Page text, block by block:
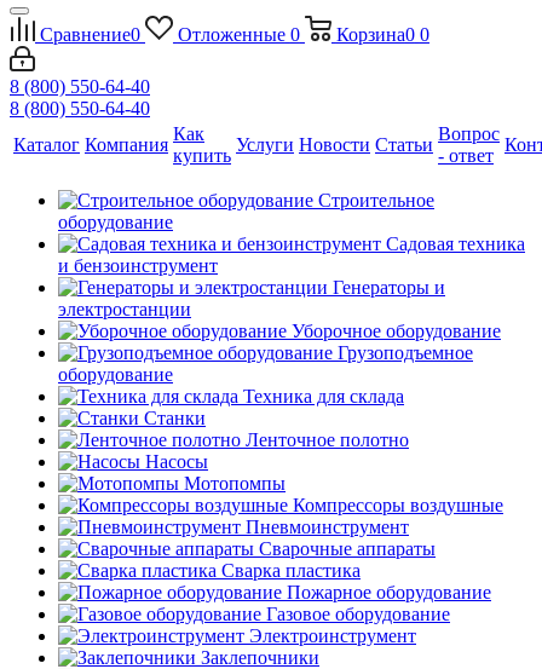
Сравнение0 Отложенные 0 Корзина0 0
8 (800) 550-64-40
8 (800) 550-64-40
Каталог Компания
Как
купить
Услуги Новости Статьи
Вопрос
- ответ
Строительное
оборудование
Садовая техника
и бензоинструмент
Генераторы и
электростанции
Уборочное оборудование
Грузоподъемное
оборудование
Техника для склада
Станки
Ленточное полотно
Насосы
Мотопомпы
Компрессоры воздушные
Пневмоинструмент
Сварочные аппараты
Сварка пластика
Пожарное оборудование
Газовое оборудование
Электроинструмент
Заклепочники